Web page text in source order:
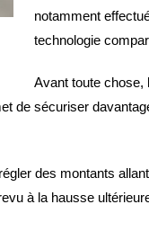
notamment
technologie
Avant toute chose,
de sécuriser
des montants
à la hausse